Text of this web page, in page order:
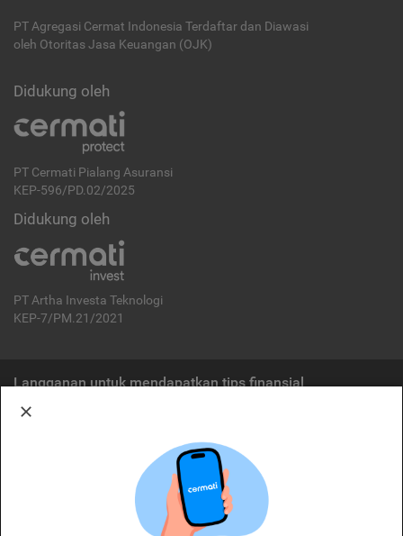
PT Agregasi Cermat Indonesia Terdaftar dan Diawasi
oleh Otoritas Jasa Keuangan (OJK)
Didukung oleh
PT Cermati Pialang Asuransi
KEP-596/PD.02/2025
Didukung oleh
PT Artha Investa Teknologi
KEP-7/PM.21/2021
Langganan untuk mendapatkan tips finansial
Cermati merupakan penyelenggara agregasi jasa keuangan yang terdaftar di
OJK. Oleh karena itu, produk dan/atau layanan jasa keuangan yang
ditawarkan bukan merupakan produk dan/atau layanan jasa keuangan yang
diterbitkan oleh Cermati dan Cermati tidak bertanggung jawab atas tuntutan